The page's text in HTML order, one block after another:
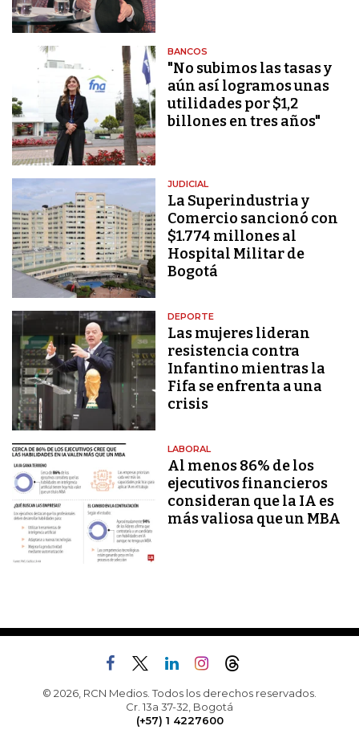
BANCOS
"No subimos las tasas y
aún así logramos unas
utilidades por $1,2
billones en tres años"
JUDICIAL
La Superindustria y
Comercio sancionó con
$1.774 millones al
Hospital Militar de
Bogotá
DEPORTE
Las mujeres lideran
resistencia contra
Infantino mientras la
Fifa se enfrenta a una
crisis
LABORAL
Al menos 86% de los
ejecutivos financieros
consideran que la IA es
más valiosa que un MBA
© 2026, RCN Medios. Todos los derechos reservados.
Cr. 13a 37-32, Bogotá
(+57) 1 4227600